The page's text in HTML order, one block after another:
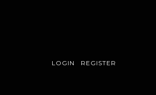
LOGIN REGISTER